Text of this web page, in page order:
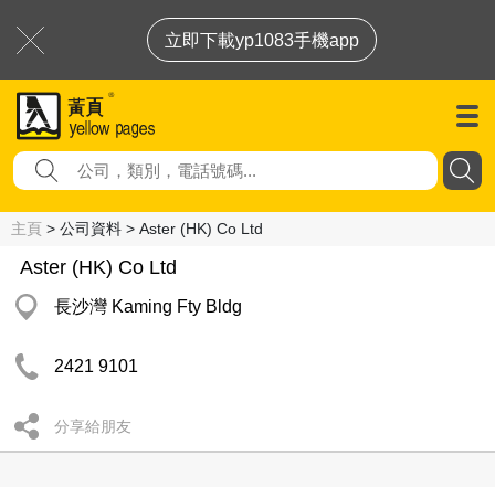
立即下載yp1083手機app
主頁 > 公司資料 > Aster (HK) Co Ltd
Aster (HK) Co Ltd
長沙灣 Kaming Fty Bldg
2421 9101
分享給朋友